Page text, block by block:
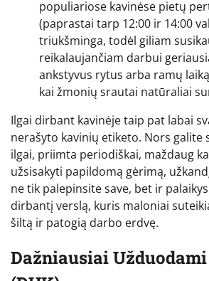
populiariose kavinėse pietų
(paprastai tarp 12:00 ir 14:00
triukšminga, todėl giliam
reikalaujančiam darbui
ankstyvus rytus arba ramų
kai žmonių srautai natūraliai
Ilgai dirbant kavinėje taip pat labai
nerašyto kavinių etiketo. Nors galite
ilgai, priimta periodiškai, maždaug
užsisakyti papildomą gėrimą,
ne tik palepinsite save, bet ir
dirbantį verslą, kuris maloniai
šiltą ir patogią darbo erdvę.
Dažniausiai